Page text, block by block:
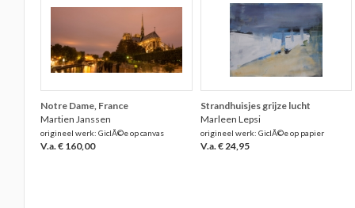
Notre Dame, France
Martien Janssen
origineel werk: GiclÃ©e op canvas
V.a. € 160,00
Strandhuisjes grijze lucht
Marleen Lepsi
origineel werk: GiclÃ©e op papier
V.a. € 24,95